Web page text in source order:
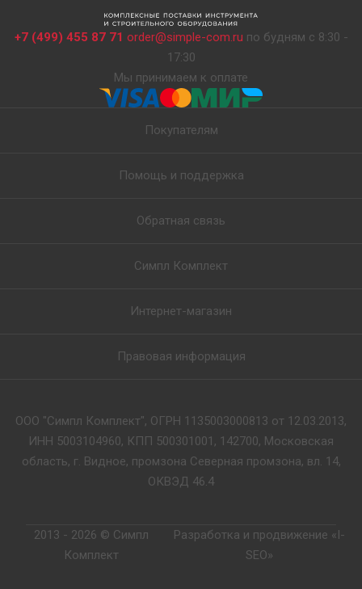
+7 (499) 455 87 71 order@simple-com.ru по будням с 8:30 -
17:30
Мы принимаем к оплате
Покупателям
Помощь и поддержка
Обратная связь
Симпл Комплект
Интернет-магазин
Правовая информация
ООО "Симпл Комплект", ОГРН 1135003000813 от 12.03.2013,
ИНН 5003104960, КПП 500301001, 142700, Московская
область, г. Видное, промзона Северная промзона, вл. 14,
ОКВЭД 46.4
2013 - 2026 © Симпл
Комплект
Разработка и продвижение «I-
SEO»